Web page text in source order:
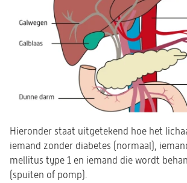
Hieronder staat uitgetekend hoe het
iemand zonder diabetes (normaal),
mellitus type 1 en iemand die wordt
(spuiten of pomp).